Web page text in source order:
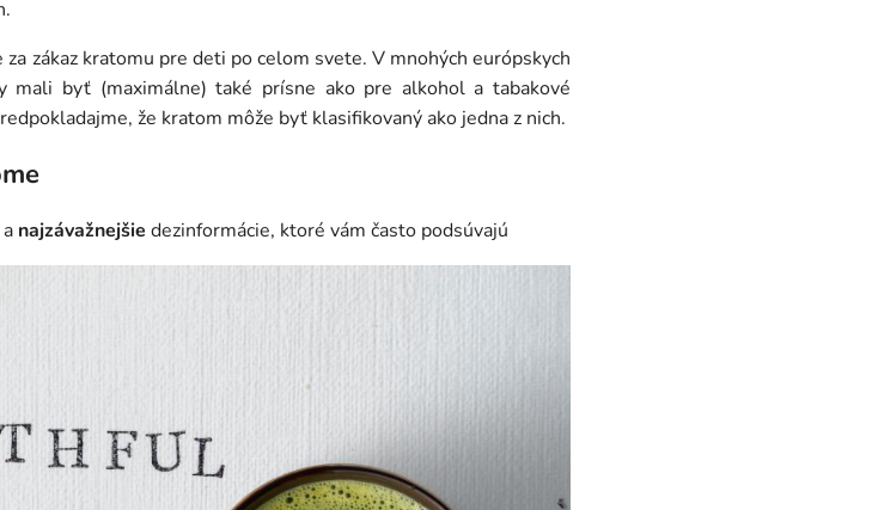
zákaz kratomu pre deti po celom svete. V mnohých európskych
mali byť (maximálne) také prísne ako pre alkohol a tabakové
že kratom môže byť klasifikovaný ako jedna z nich.
najzávažnejšie dezinformácie, ktoré vám často podsúvajú